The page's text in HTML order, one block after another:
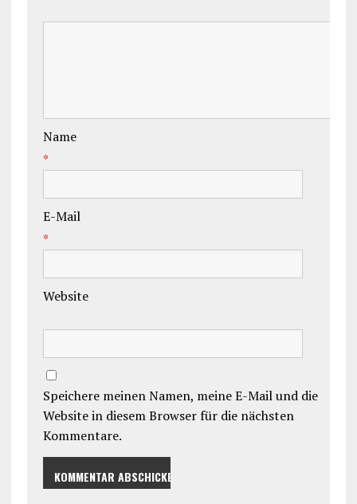
Name
*
E-Mail
*
Website
Speichere meinen Namen, meine E-Mail und die
Website in diesem Browser für die nächsten
Kommentare.